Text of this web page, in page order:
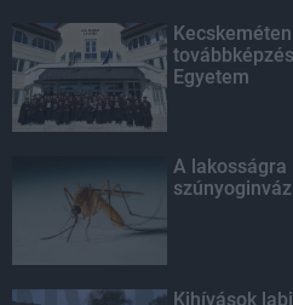
Egyetem
A
Kihívások